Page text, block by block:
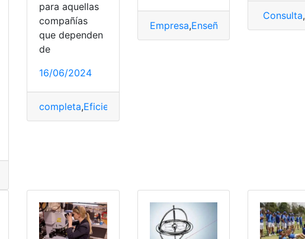
para aquellas
compañías
que dependen
de
16/06/2024
completa,Eficiente
Empresa,Enseñanza media
Consulta,